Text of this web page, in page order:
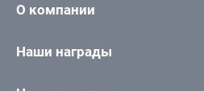
О компании
Наши награды